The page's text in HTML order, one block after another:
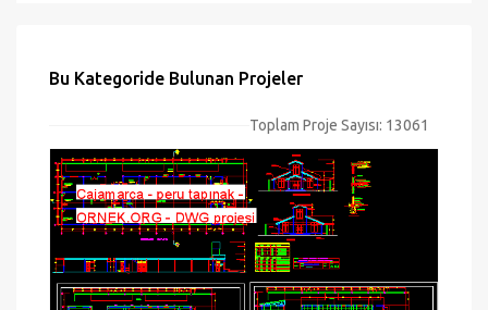
Bu Kategoride Bulunan Projeler
Toplam Proje Sayısı: 13061